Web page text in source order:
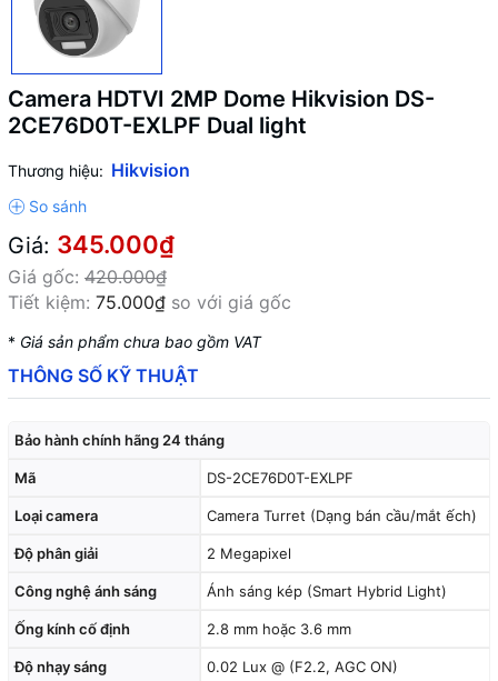
Camera HDTVI 2MP Dome Hikvision DS-
2CE76D0T-EXLPF Dual light
Thương hiệu: Hikvision
Giá: 345.000₫
Giá gốc: 420.000₫
Tiết kiệm: 75.000₫ so với giá gốc
* Giá sản phẩm chưa bao gồm VAT
THÔNG SỐ KỸ THUẬT
Bảo hành chính hãng 24 tháng
Mã DS-2CE76D0T-EXLPF
Loại camera Camera Turret (Dạng bán cầu/mắt ếch)
Độ phân giải 2 Megapixel
Công nghệ ánh sáng Ánh sáng kép (Smart Hybrid Light)
Ống kính cố định 2.8 mm hoặc 3.6 mm
Độ nhạy sáng 0.02 Lux @ (F2.2, AGC ON)